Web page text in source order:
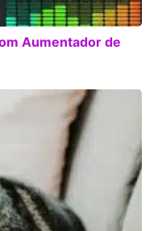
Aumentador de